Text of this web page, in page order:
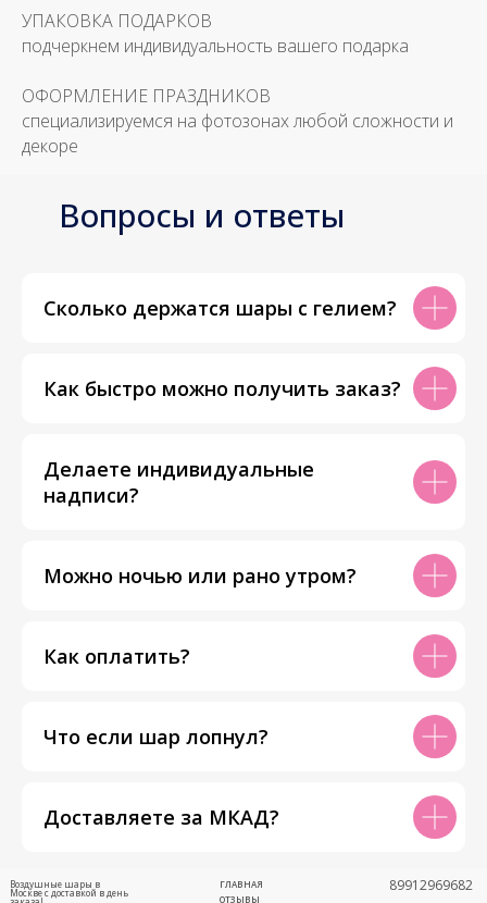
УПАКОВКА ПОДАРКОВ
подчеркнем индивидуальность вашего подарка
ОФОРМЛЕНИЕ ПРАЗДНИКОВ
специализируемся на фотозонах любой сложности и
декоре
Вопросы и ответы
Сколько держатся шары с гелием?
Как быстро можно получить заказ?
Делаете индивидуальные
надписи?
Можно ночью или рано утром?
Как оплатить?
Что если шар лопнул?
Доставляете за МКАД?
ОТЗЫВЫ
ГЛАВНАЯ 89912969682
Воздушные шары в
Москве с доставкой в день